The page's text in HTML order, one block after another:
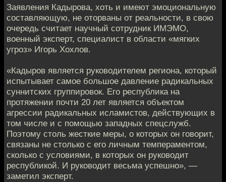
Заявления Кадырова, хоть и имеют эмоциональную
составляющую, не оторваны от реальности, в свою
очередь считает научный сотрудник ИМЭМО,
военный эксперт, специалист в области «мягких
угроз» Игорь Хохлов.
«Кадыров является руководителем региона, который
испытывает самое большое давление радикальных
суннитских группировок. Его республика на
протяжении почти 20 лет является объектом
агрессии радикальных исламистов, действующих в
том числе и с помощью западных спецслужб.
Поэтому столь жесткие меры, о которых он говорит,
связаны не столько с его личным темпераментом,
сколько с условиями, в которых он руководит
республикой. И руководит весьма успешно», —
заметил эксперт.